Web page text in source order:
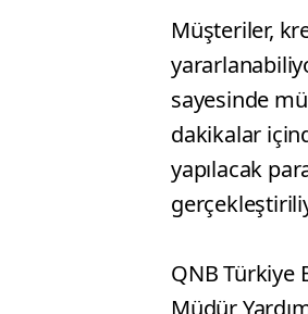
Müşteriler,
sayesinde
dakikalar
yapılacak
QNB Türkiye
Müdür